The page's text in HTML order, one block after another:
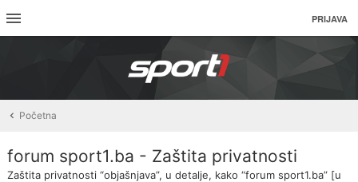
PRIJAVA
Početna
forum sport1.ba - Zaštita privatnosti
Zaštita privatnosti “objašnjava”, u detalje, kako “forum sport1.ba” [u